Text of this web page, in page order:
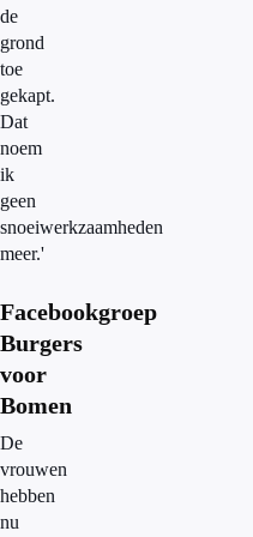
de
grond
toe
gekapt.
Dat
noem
ik
geen
snoeiwerkzaamheden
meer.'
Facebookgroep
Burgers
voor
Bomen
De
vrouwen
hebben
nu